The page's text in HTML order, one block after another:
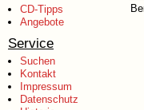
CD-Tipps
Angebote
Service
Suchen
Kontakt
Impressum
Datenschutz